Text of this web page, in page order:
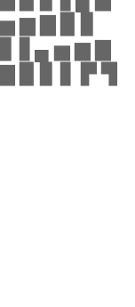
▆ ▇ ▉ ▊
▋▄ ▅ ▆ ▇
▉ ▊ ▋ ▛ ▜